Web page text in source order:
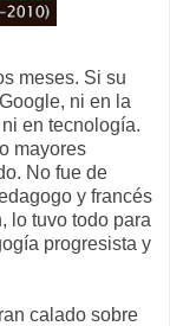
meses. Si su
ni en la
en tecnología.
mayores
No fue de
y francés
lo tuvo todo para
progresista y
calado sobre